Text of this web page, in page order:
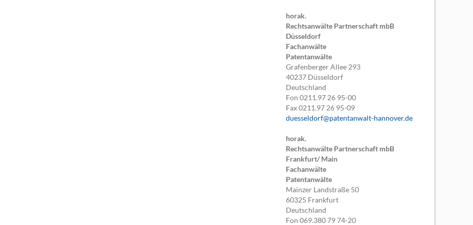
horak.
Rechtsanwälte Partnerschaft mbB
Düsseldorf
Fachanwälte
Patentanwälte
Grafenberger Allee 293
40237 Düsseldorf
Deutschland
Fon0211.97 26 95-00
Fax0211.97 26 95-09
duesseldorf@patentanwalt-hannover.de
horak.
Rechtsanwälte Partnerschaft mbB
Frankfurt/ Main
Fachanwälte
Patentanwälte
Mainzer Landstraße 50
60325 Frankfurt
Deutschland
Fon069.380 79 74-20